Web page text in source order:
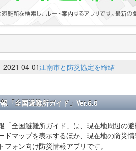
2021-04-01江南市と防災協定を締結
「全国避難所ガイド」Ver.6.0
「全国避難所ガイド」は、現在地周辺の
ドマップを表示するほか、現在地の防災
フォン向け防災情報アプリです。